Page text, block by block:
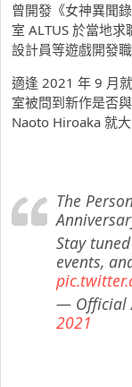
曾開發《女神異聞
室 ALTUS 於當地求
設計員等遊戲開發
適逢 2021 年 9 月
室被問到新作是否
Naoto Hiroaka 就
The
Stay
events,
— Official
2021